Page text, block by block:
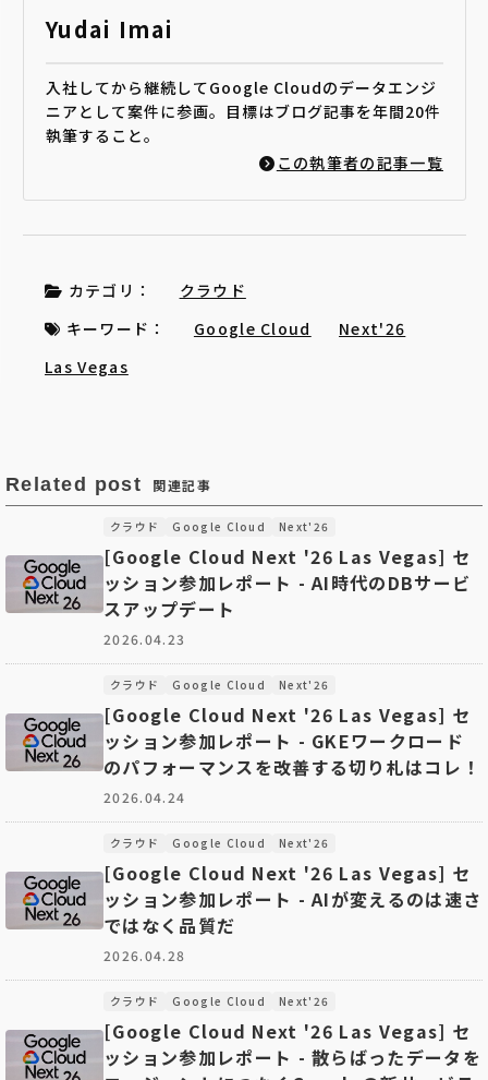
Yudai Imai
入社してから継続してGoogle Cloudのデータエンジ
ニアとして案件に参画。目標はブログ記事を年間20件
執筆すること。
この執筆者の記事一覧
カテゴリ：
クラウド
キーワード：
Google Cloud
Next'26
Las Vegas
Related post 関連記事
クラウド Google Cloud Next'26
[Google Cloud Next '26 Las Vegas] セ
ッション参加レポート - AI時代のDBサービ
スアップデート
2026.04.23
クラウド Google Cloud Next'26
[Google Cloud Next '26 Las Vegas] セ
ッション参加レポート - GKEワークロード
のパフォーマンスを改善する切り札はコレ！
2026.04.24
クラウド Google Cloud Next'26
[Google Cloud Next '26 Las Vegas] セ
ッション参加レポート - AIが変えるのは速さ
ではなく品質だ
2026.04.28
クラウド Google Cloud Next'26
[Google Cloud Next '26 Las Vegas] セ
ッション参加レポート - 散らばったデータを